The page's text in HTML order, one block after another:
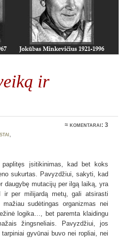
ir
≈ komentarai: 3
,
įsitikinimas, kad bet koks
sukurtas. Pavyzdžiui, sakyti, kad
daugybę mutacijų per ilgą laiką, yra
per milijardą metų, gali atsirasti
sudėtingas organizmas nei
logika…, bet paremta klaidingu
žingsneliais. Pavyzdžiui, jos
gyvūnai buvo nei ropliai, nei